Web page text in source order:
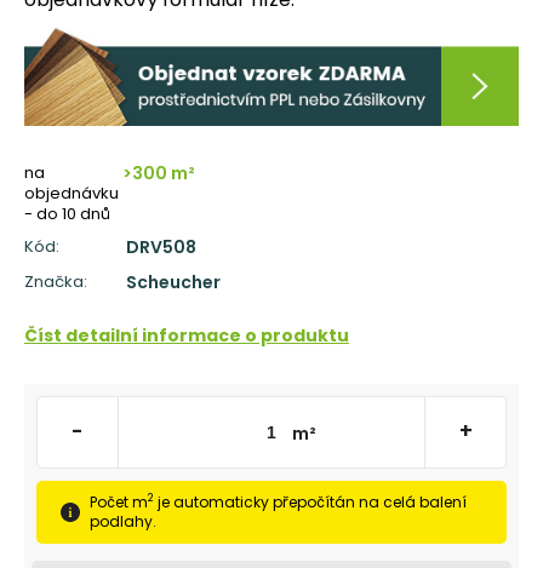
na
objednávku
- do 10 dnů
>300 m²
Kód: DRV508
Značka: Scheucher
Číst detailní informace o produktu
- m² +
Počet m2 je automaticky přepočítán na celá balení
podlahy.
o
p
o
r
u
u
j
e
m
e
TŘÍVRSTVÁ
DŘEVĚNÁ
DUB
CLICK
682
Původně: